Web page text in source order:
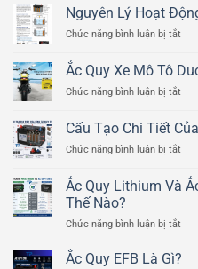
Nguyên Lý Hoạt
Chức năng bình luận bị tắt
Lý
Động
Bình
Quy
Axit
Ắc Quy Xe Mô Tô
Chức năng bình luận bị tắt
Quy
Xe
Mô
Cấu Tạo Chi Tiết
Chức năng bình luận bị tắt
Tạo
Chi
Của
Ắc
Ắc Quy Lithium Và
Thế Nào?
Chức năng bình luận bị tắt
Quy
Ắc Quy EFB Là Gì?